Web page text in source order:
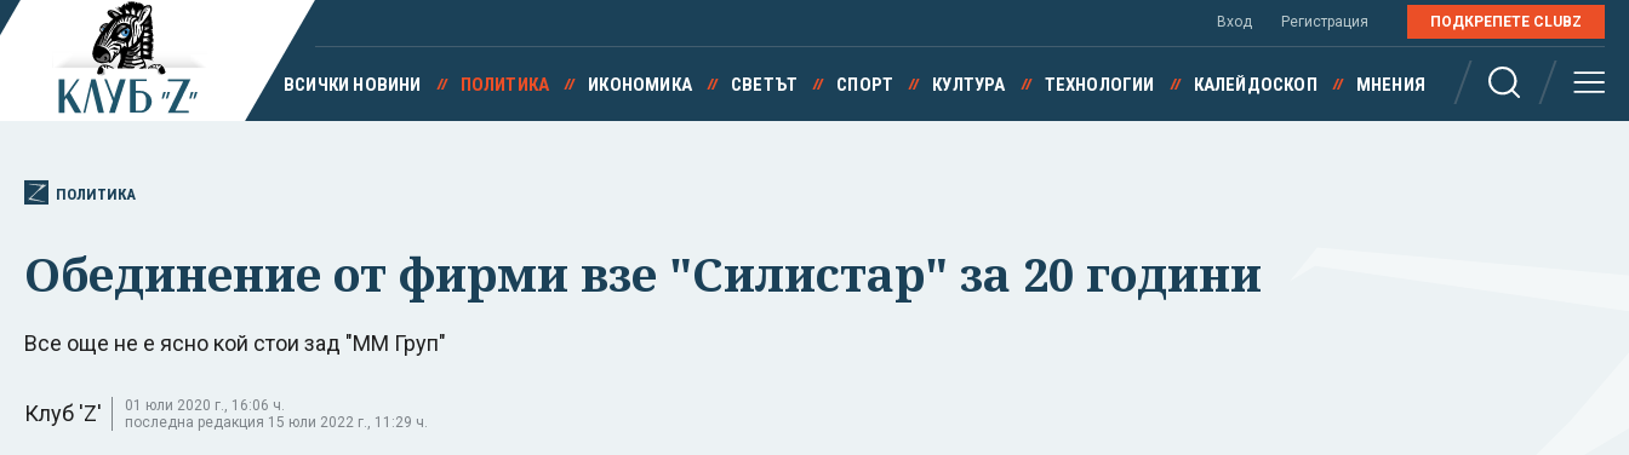
Вход Регистрация ПОДКРЕПЕТЕ CLUBZ
ВСИЧКИ НОВИНИ ПОЛИТИКА ИКОНОМИКА СВЕТЪТ СПОРТ КУЛТУРА ТЕХНОЛОГИИ КАЛЕЙДОСКОП МНЕНИЯ
ПОЛИТИКА
Обединение от фирми взе "Силистар" за 20 години
Все още не е ясно кой стои зад "ММ Груп"
Клуб 'Z'
01 юли 2020 г., 16:06 ч.
последна редакция 15 юли 2022 г., 11:29 ч.